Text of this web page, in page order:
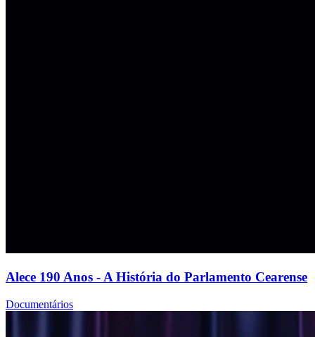
Alece 190 Anos - A História do Parlamento Cearense
Documentários